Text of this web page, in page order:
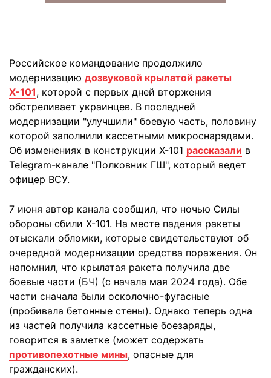
Российское командование продолжило
модернизацию дозвуковой крылатой ракеты
Х-101, которой с первых дней вторжения
обстреливает украинцев. В последней
модернизации "улучшили" боевую часть, половину
которой заполнили кассетными микроснарядами.
Об изменениях в конструкции Х-101 рассказали в
Telegram-канале "Полковник ГШ", который ведет
офицер ВСУ.
7 июня автор канала сообщил, что ночью Силы
обороны сбили Х-101. На месте падения ракеты
отыскали обломки, которые свидетельствуют об
очередной модернизации средства поражения. Он
напомнил, что крылатая ракета получила две
боевые части (БЧ) (с начала мая 2024 года). Обе
части сначала были осколочно-фугасные
(пробивала бетонные стены). Однако теперь одна
из частей получила кассетные боезаряды,
говорится в заметке (может содержать
противопехотные мины, опасные для
гражданских).